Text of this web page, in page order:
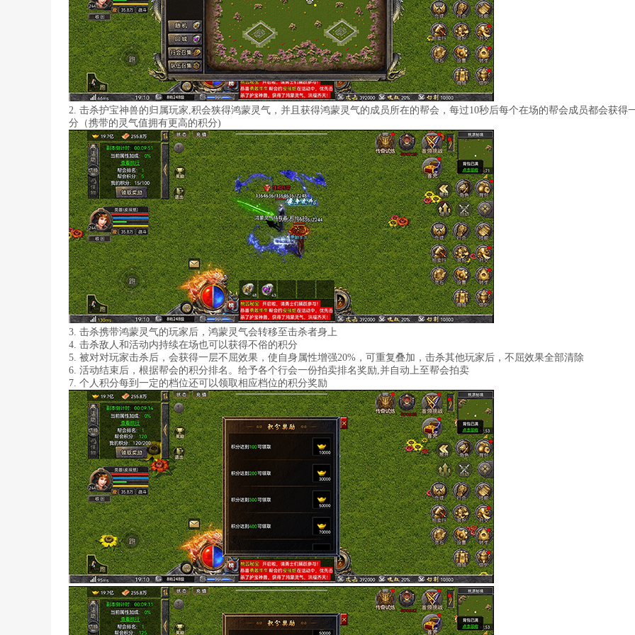
2. 击杀护宝神兽的归属玩家,积会狭得鸿蒙灵气，并且获得鸿蒙灵气的成员所在的帮会，每过10秒后每个在场的帮会成员都会获得
分（携带的灵气值拥有更高的积分)
3. 击杀携带鸿蒙灵气的玩家后，鸿蒙灵气会转移至击杀者身上
4. 击杀敌人和活动内持续在场也可以获得不俗的积分
5. 被对对玩家击杀后，会获得一层不屈效果，使自身属性增强20%，可重复叠加，击杀其他玩家后，不屈效果全部清除
6. 活动结束后，根据帮会的积分排名。给予各个行会一份拍卖排名奖励,并自动上至帮会拍卖
7. 个人积分每到一定的档位还可以领取相应档位的积分奖励